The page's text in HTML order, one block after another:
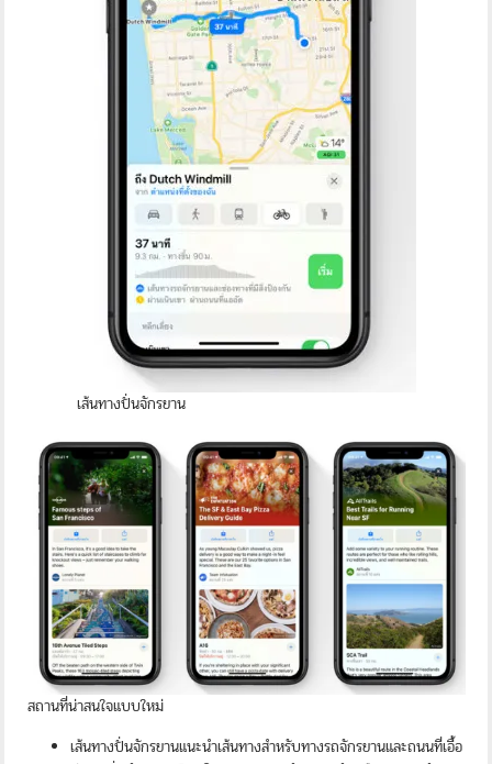
เส้นทางปั่นจักรยาน
สถานที่น่าสนใจแบบใหม่
เส้นทางปั่นจักรยานแนะนำเส้นทางสำหรับทางรถจักรยานและถนนที่เอื้อ